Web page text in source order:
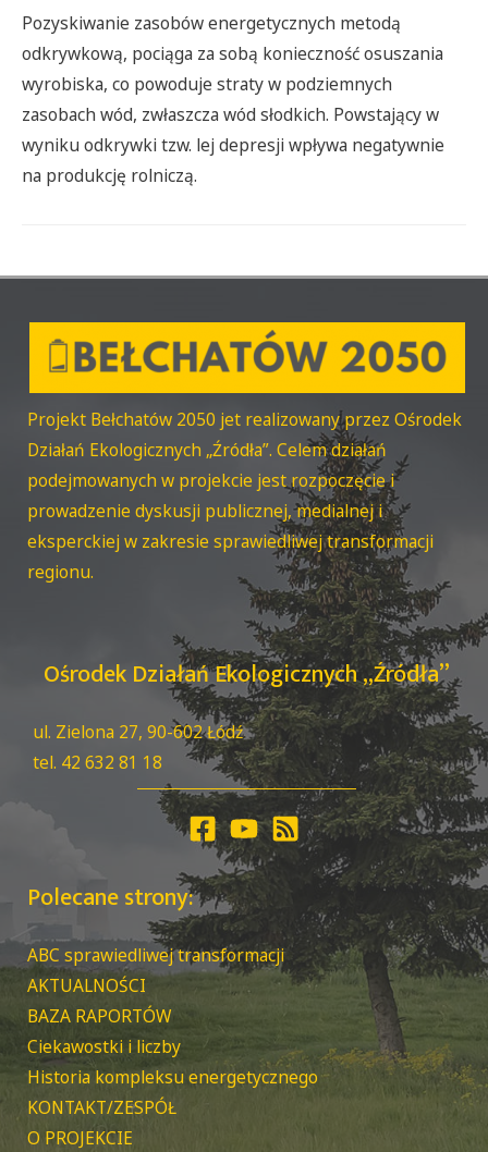
Pozyskiwanie zasobów energetycznych metodą
odkrywkową, pociąga za sobą konieczność osuszania
wyrobiska, co powoduje straty w podziemnych
zasobach wód, zwłaszcza wód słodkich. Powstający w
wyniku odkrywki tzw. lej depresji wpływa negatywnie
na produkcję rolniczą.
Projekt Bełchatów 2050 jet realizowany przez Ośrodek
Działań Ekologicznych „Źródła”. Celem działań
podejmowanych w projekcie jest rozpoczęcie i
prowadzenie dyskusji publicznej, medialnej i
eksperckiej w zakresie sprawiedliwej transformacji
regionu.
Ośrodek Działań Ekologicznych „Źródła”
ul. Zielona 27, 90-602 Łódź
tel. 42 632 81 18
Polecane strony:
ABC sprawiedliwej transformacji
AKTUALNOŚCI
BAZA RAPORTÓW
Ciekawostki i liczby
Historia kompleksu energetycznego
KONTAKT/ZESPÓŁ
O PROJEKCIE